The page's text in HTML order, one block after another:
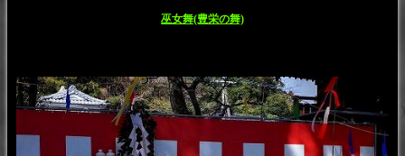
巫女舞(豊栄の舞)